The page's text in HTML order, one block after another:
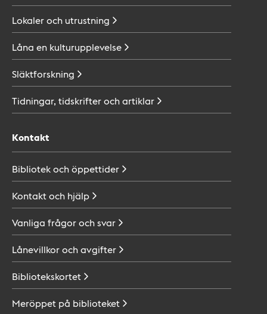
Lokaler och utrustning
Låna en kulturupplevelse
Släktforskning
Tidningar, tidskrifter ochartiklar
Kontakt
Bibliotek ochöppettider
Kontakt och hjälp
Vanliga frågor ochsvar
Lånevillkor ochavgifter
Bibliotekskortet
Meröppet på biblioteket